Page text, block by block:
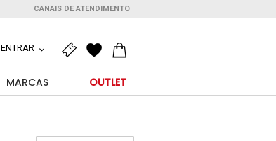
CANAIS DE ATENDIMENTO
ENTRAR
MARCAS OUTLET